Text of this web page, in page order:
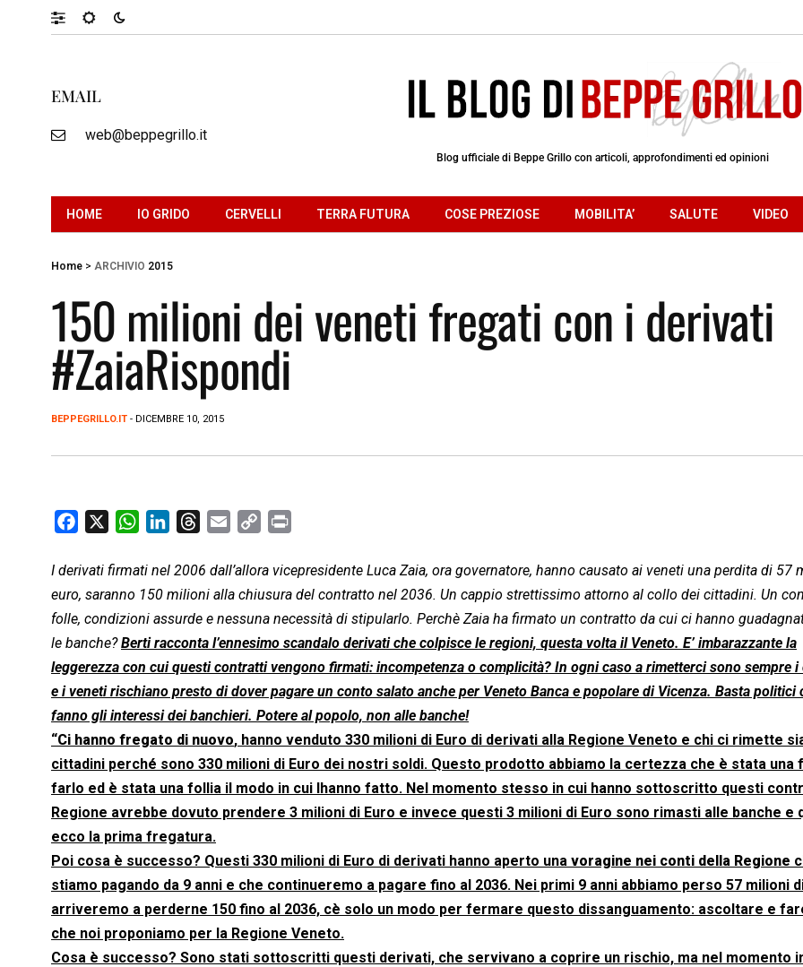
EMAIL
web@beppegrillo.it
Blog ufficiale di Beppe Grillo con articoli, approfondimenti ed opinioni
HOME IO GRIDO CERVELLI TERRA FUTURA COSE PREZIOSE MOBILITA’ SALUTE VIDEO
Home > ARCHIVIO 2015
150 milioni dei veneti fregati con i derivati
#ZaiaRispondi
BEPPEGRILLO.IT - DICEMBRE 10, 2015
c
b
o
o
k
W
a
t
s
A
p
p
n
k
e
d
I
n
r
e
a
d
s
a
i
l
p
y
L
i
n
k
i
n
t
I derivati firmati nel 2006 dall’allora vicepresidente Luca Zaia, ora governatore, hanno causato ai veneti una perdita di 57
euro, saranno 150 milioni alla chiusura del contratto nel 2036. Un cappio strettissimo attorno al collo dei cittadini. Un
folle, condizioni assurde e nessuna necessità di stipularlo. Perchè Zaia ha firmato un contratto da cui ci hanno
le banche?Berti racconta l’ennesimo scandalo derivati che colpisce le regioni, questa volta il Veneto. E’ imbarazzante la
leggerezza con cui questi contratti vengono firmati: incompetenza o complicità? In ogni caso a rimetterci sono sempre
e i veneti rischiano presto di dover pagare un conto salato anche per Veneto Banca e popolare di Vicenza. Basta politici
fanno gli interessi dei banchieri. Potere al popolo, non alle banche!
“Ci hanno fregato di nuovo, hanno venduto 330 milioni di Euro di derivati alla Regione Veneto e chi ci rimette
cittadini perché sono 330 milioni di Euro dei nostri soldi. Questo prodotto abbiamo la certezza che è stata una
farlo ed è stata una follia il modo in cui lhanno fatto. Nel momento stesso in cui hanno sottoscritto questi
Regione avrebbe dovuto prendere 3 milioni di Euro e invece questi 3 milioni di Euro sono rimasti alle banche e
ecco la prima fregatura.
Poi cosa è successo? Questi 330 milioni di Euro di derivati hanno aperto una voragine nei conti della Regione
stiamo pagando da 9 anni e che continueremo a pagare fino al 2036. Nei primi 9 anni abbiamo perso 57 milioni
arriveremo a perderne 150 fino al 2036, cè solo un modo per fermare questo dissanguamento: ascoltare e
che noi proponiamo per la Regione Veneto.
Cosa è successo? Sono stati sottoscritti questi derivati, che servivano a coprire un rischio, ma nel momento